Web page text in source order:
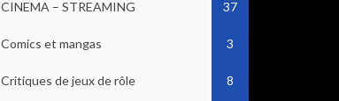
CINEMA – STREAMING 37
Comics et mangas 3
Critiques de jeux de rôle 8